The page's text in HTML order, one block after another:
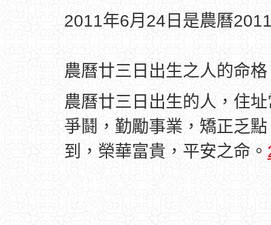
2011年6月24日是農曆
農曆廿三日出生之人的命
農曆廿三日出生的人，住
爭鬪，勤勵事業，矯正乏
到，榮華富貴，平安之命。